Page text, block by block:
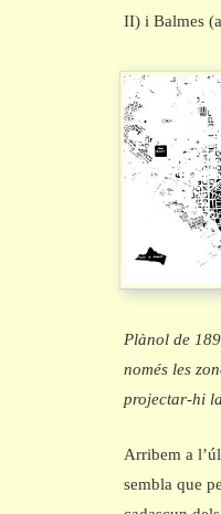
II) i Balmes
Plànol de
només les
projectar-hi
Arribem a
sembla que